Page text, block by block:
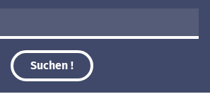
Suchen !